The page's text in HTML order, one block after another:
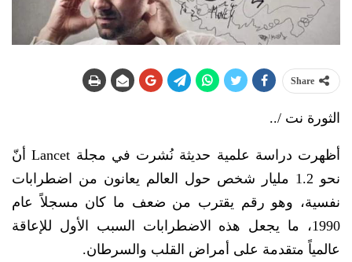
Share
الثورة نت /..
أظهرت دراسة علمية حديثة نُشرت في مجلة Lancet أنّ
نحو 1.2 مليار شخص حول العالم يعانون من اضطرابات
نفسية، وهو رقم يقترب من ضعف ما كان مسجلاً عام
1990، ما يجعل هذه الاضطرابات السبب الأول للإعاقة
عالمياً متقدمة على أمراض القلب والسرطان.